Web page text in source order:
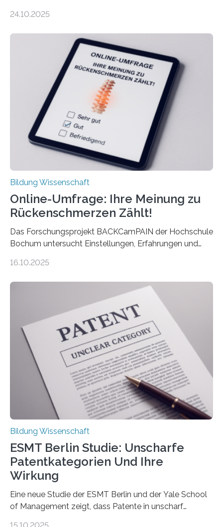
nach der Geburt durchschnittlich fast 30.000 Euro
langfristigen Auswirkungen auf Karriere und die spätere
Rente. Bisherige Schätzungen lagen bei rund 20.000
Euro und damit etwa 30 Prozent zu niedrig. Zu diesem
Ergebnis kommt eine neue Studie des ZEW Mannheim
mit der Universität Tilburg. „Werden Frauen unter 30
Jahren erstmals…
24.10.2025
Bildung Wissenschaft
Online-Umfrage: Ihre Meinung zu
Rückenschmerzen Zählt!
Das Forschungsprojekt BACKCamPAIN der Hochschule
Bochum untersucht Einstellungen, Erfahrungen und
gehören zu den häufigsten gesundheitlichen
Rückenschmerzen denken und welche Erfahrungen sie
damit gemacht haben, kann entscheidend
beeinflussen, wie Schmerzen verlaufen und welche
Therapien wirken. Diese individuellen Überzeugungen
stehen im Mittelpunkt einer aktuellen Studie der
Hochschule Bochum. Im Rahmen des
Promotionsprojekts „BACKCamPAIN“ führt die
Doktorandin Deborah Jost (Hochschule Bochum,
Promotionskolleg NRW) derzeit eine Online-Umfrage
durch. Ziel ist es, herauszufinden,…
16.10.2025
Bildung Wissenschaft
ESMT Berlin Studie: Unscharfe
Patentkategorien Und Ihre
Wirkung
Eine neue Studie der ESMT Berlin und der Yale School
of Management zeigt, dass Patente in unscharf